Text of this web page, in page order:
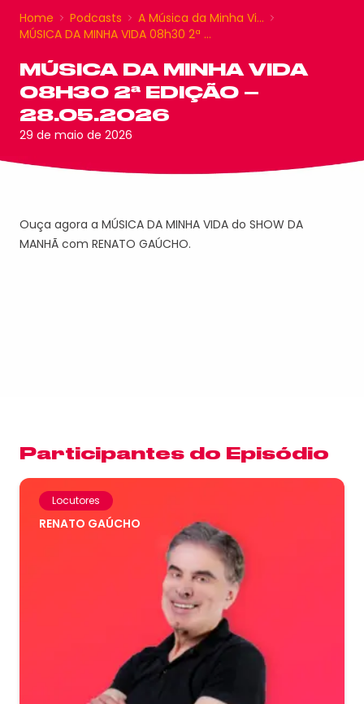
Home Podcasts
A Música da Minha Vi…
MÚSICA DA MINHA VIDA 08h30 2ª …
MÚSICA DA MINHA VIDA
08H30 2ª EDIÇÃO –
28.05.2026
29 de maio de 2026
Ouça agora a MÚSICA DA MINHA VIDA do SHOW DA
MANHÃ com RENATO GAÚCHO.
Participantes do Episódio
Locutores
RENATO GAÚCHO